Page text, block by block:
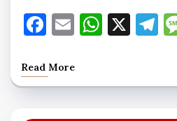
Facebook
EmailX
Read More